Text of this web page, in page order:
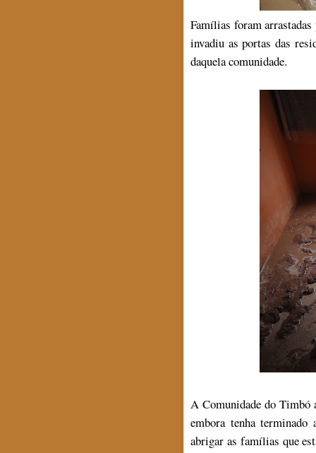
Famílias foram arrastadas
invadiu as portas das
daquela comunidade.
A Comunidade do Timbó
embora tenha terminado
abrigar as famílias que